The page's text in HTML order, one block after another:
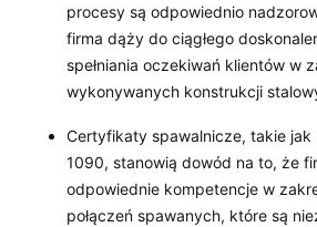
procesy są odpowiednio
firma dąży do ciągłego
spełniania oczekiwań klientów w
wykonywanych konstrukcji
Certyfikaty spawalnicze, takie jak
1090, stanowią dowód na to, że
odpowiednie kompetencje w
połączeń spawanych, które są